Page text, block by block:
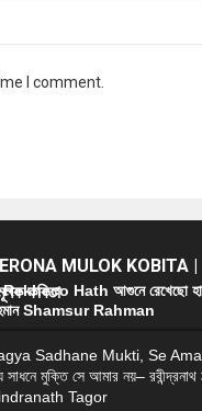
I comment.
MULOK KOBITA |
কবিতাHath আগুনে রেখেছো
Shamsur Rahman
Sadhane Mukti, Se
সাধনে মুক্তি সে আমার নয়– রবীন্দ্রনাথ
Tagor